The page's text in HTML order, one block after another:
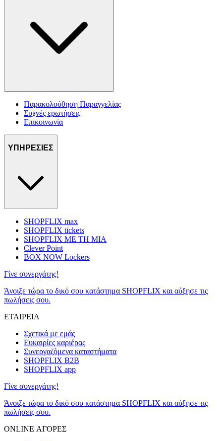
Παρακολούθηση Παραγγελίας
Συχνές ερωτήσεις
Επικοινωνία
ΥΠΗΡΕΣΙΕΣ
SHOPFLIX max
SHOPFLIX tickets
SHOPFLIX ΜΕ ΤΗ ΜΙΑ
Clever Point
BOX NOW Lockers
Γίνε συνεργάτης!
Άνοιξε τώρα το δικό σου κατάστημα SHOPFLIX και αύξησε τις
πωλήσεις σου.
ΕΤΑΙΡΕΙΑ
Σχετικά με εμάς
Ευκαιρίες καριέρας
Συνεργαζόμενα καταστήματα
SHOPFLIX B2B
SHOPFLIX app
Γίνε συνεργάτης!
Άνοιξε τώρα το δικό σου κατάστημα SHOPFLIX και αύξησε τις
πωλήσεις σου.
ONLINE ΑΓΟΡΕΣ